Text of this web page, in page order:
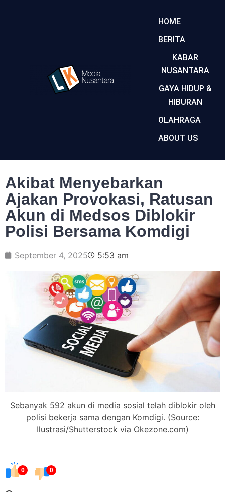
HOME
BERITA
KABAR
NUSANTARA
GAYA HIDUP &
HIBURAN
OLAHRAGA
ABOUT US
Akibat Menyebarkan
Ajakan Provokasi, Ratusan
Akun di Medsos Diblokir
Polisi Bersama Komdigi
September 4, 2025 5:53 am
Sebanyak 592 akun di media sosial telah diblokir oleh
polisi bekerja sama dengan Komdigi. (Source:
Ilustrasi/Shutterstock via Okezone.com)
0 0